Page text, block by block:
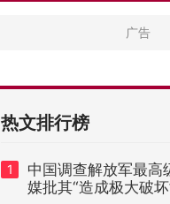
热文排行榜
1
中国调查解放军最高
媒批其“造成极大破坏